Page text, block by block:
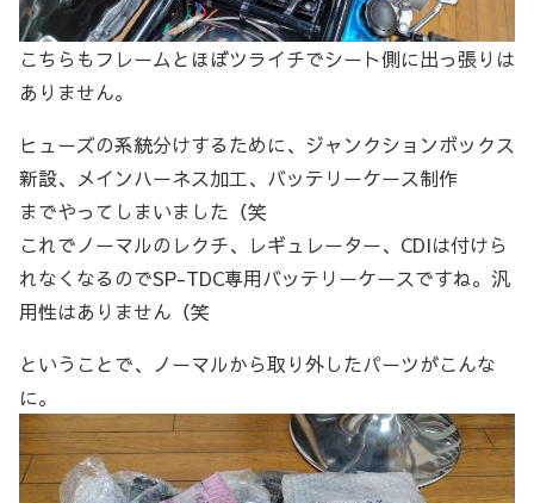
こちらもフレームとほぼツライチでシート側に出っ張りは
ありません。
ヒューズの系統分けするために、ジャンクションボックス
新設、メインハーネス加工、バッテリーケース制作
までやってしまいました（笑
これでノーマルのレクチ、レギュレーター、CDIは付けら
れなくなるのでSP-TDC専用バッテリーケースですね。汎
用性はありません（笑
ということで、ノーマルから取り外したパーツがこんな
に。